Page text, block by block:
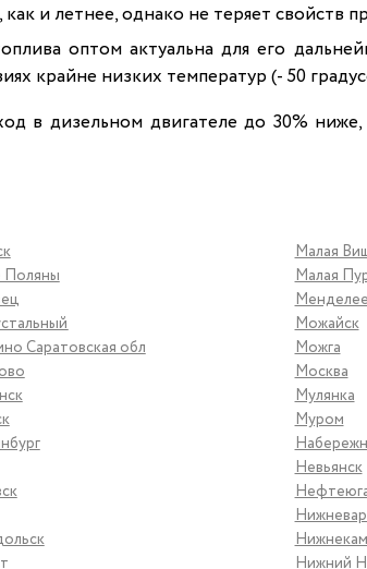
и летнее, однако не теряет свойств
оптом актуальна для его
крайне низких температур (- 50
в дизельном двигателе до 30%
Поляны
Саратовская обл
Малая
Малая
Можайск
Можга
Москва
Мулянка
Муром
Невьянск
Нижний